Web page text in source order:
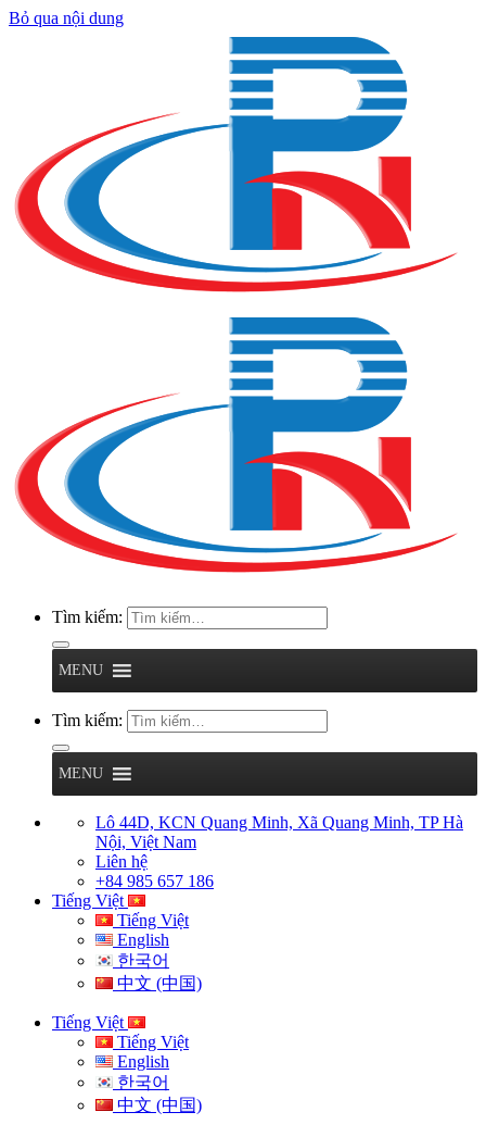
Bỏ qua nội dung
Tìm kiếm:
MENU
Tìm kiếm:
MENU
Lô 44D, KCN Quang Minh, Xã Quang Minh, TP Hà
Nội, Việt Nam
Liên hệ
+84 985 657 186
Tiếng Việt
Tiếng Việt
English
한국어
中文 (中国)
Tiếng Việt
Tiếng Việt
English
한국어
中文 (中国)